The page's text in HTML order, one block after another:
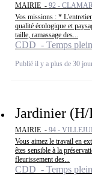
MAIRIE - 92 -
Vos missions : *
qualité écologique et
taille, ramassage des...
CDD - Temps plein
Publié il y a plus de 30
Jardinier (H/
MAIRIE - 94 -
Vous aimez le travail en
êtes sensible à la
fleurissement des...
CDD - Temps plein